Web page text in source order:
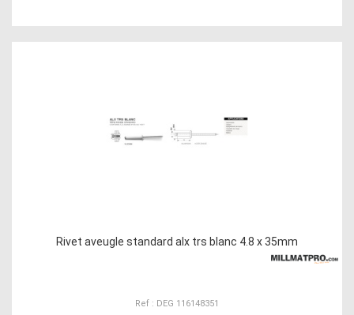
Rivet aveugle standard alx trs blanc 4.8 x 35mm
Ref : DEG 116148351